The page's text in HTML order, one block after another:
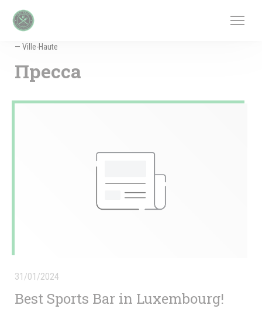
— Ville-Haute
Пресса
Best Sports Bar in Luxembourg!
31/01/2024